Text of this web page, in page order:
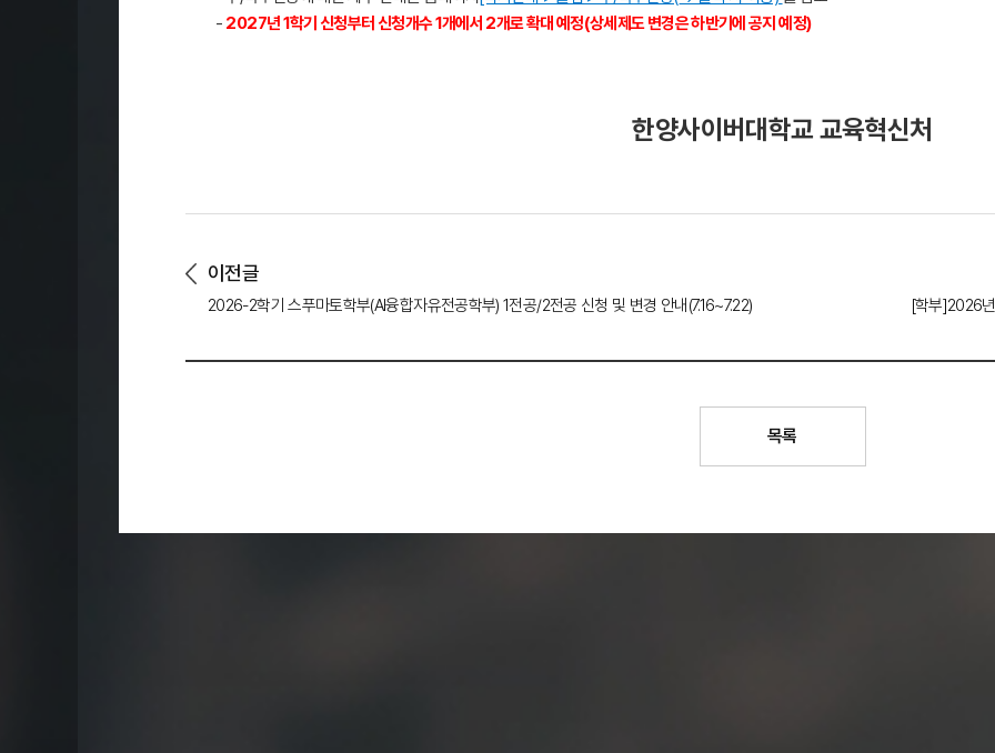
- 2027년 1학기 신청부터 신청개수 1개에서 2개로 확대 예정(상세제도 변경은 하반기에 공지 예정)
한양사이버대학교 교육혁신처
이전글
2026-2학기 스푸마토학부(AI융합자유전공학부) 1전공/2전공 신청 및 변경 안내(7.16~7.22) [학부]2026
목록